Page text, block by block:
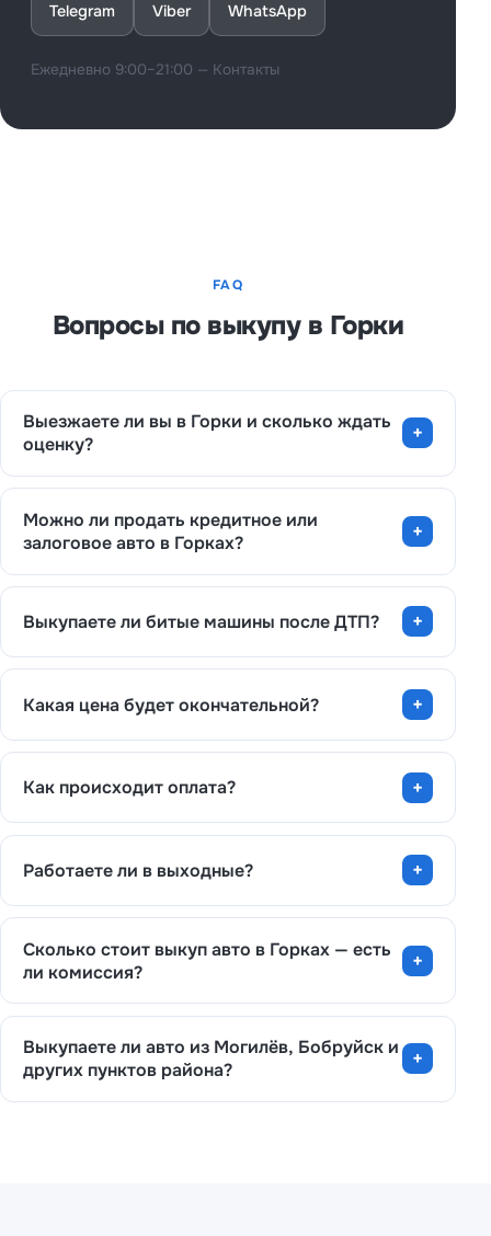
Telegram Viber WhatsApp
Ежедневно 9:00–21:00 — Контакты
FAQ
Вопросы по выкупу в Горки
Выезжаете ли вы в Горки и сколько ждать
оценку?
Можно ли продать кредитное или
залоговое авто в Горках?
Выкупаете ли битые машины после ДТП?
Какая цена будет окончательной?
Как происходит оплата?
Работаете ли в выходные?
Сколько стоит выкуп авто в Горках — есть
ли комиссия?
Выкупаете ли авто из Могилёв, Бобруйск и
других пунктов района?